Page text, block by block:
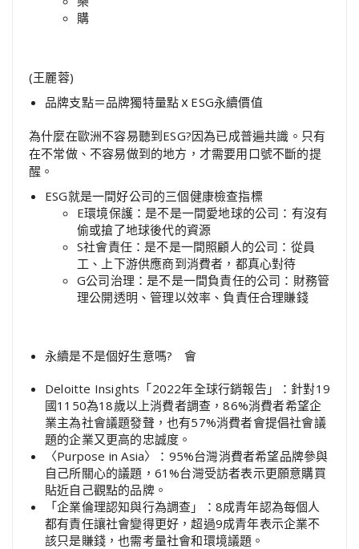
購
(王麗蓉)
品牌支點＝品牌獨特量點ｘESG永續價值
為什麼在歐洲不容易聽到ESG?因為已成普遍共識。只有
在不常做、不容易做到的地方，才需要用口號不斷的提
醒。
ESG就是一間好公司的三個健康檢查指標
E環境保護：是不是一間愛地球的公司：有沒有
偷或搶了地球後代的資源
S社會責任：是不是一間照顧人的公司：從員
工、上下游供應商到消費者，都真心對待
G公司治理：是不是一間負責任的公司：財務管
理公開透明、管理以效率、負責任合理賺錢
永續是不是個好生意嗎? 會
Deloitte Insights「2022年全球行銷報告」：針對19
國1150為18歲以上消費者調查，86%消費者希望企
業主為社會議題發聲，也有57%消費者會提倡社會議
題的企業又更高的忠誠度。
〈Purpose in Asia〉：95%台灣消費者希望品牌參與
自己所關心的議題，61%台灣受訪者表示更願意購買
貼近自己觀點的品牌。
「企業倫理認知與行為調查」：8成青年認為每個人
都有責任讓社會變得更好，超過9成青年表示企業不
該只是賺錢，也需考量社會和環境議題。